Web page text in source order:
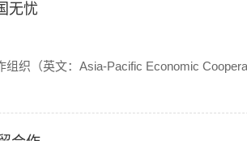
无忧
织（英文：Asia-Pacific Economic